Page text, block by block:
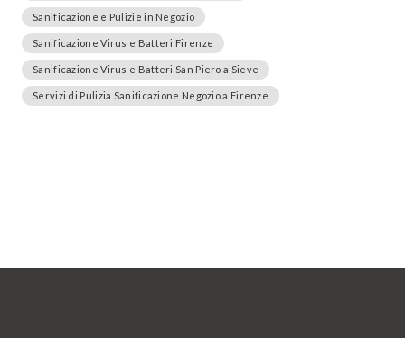
Sanificazione e Pulizie in Negozio
Sanificazione Virus e Batteri Firenze
Sanificazione Virus e Batteri San Piero a Sieve
Servizi di Pulizia Sanificazione Negozio a Firenze